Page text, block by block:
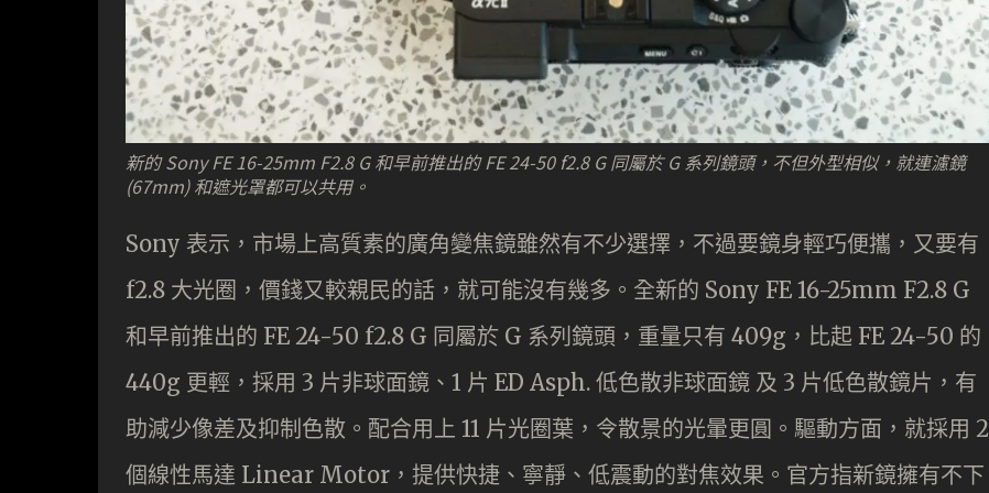
新的 Sony FE 16-25mm F2.8 G 和早前推出的 FE 24-50 f2.8 G 同屬於 G 系列鏡頭，不但外型相似，就連濾鏡
(67mm) 和遮光罩都可以共用。
Sony 表示，市場上高質素的廣角變焦鏡雖然有不少選擇，不過要鏡身輕巧便攜，又要有
f2.8 大光圈，價錢又較親民的話，就可能沒有幾多。全新的 Sony FE 16-25mm F2.8 G
和早前推出的 FE 24-50 f2.8 G 同屬於 G 系列鏡頭，重量只有 409g，比起 FE 24-50 的
440g 更輕，採用 3 片非球面鏡、1 片 ED Asph. 低色散非球面鏡 及 3 片低色散鏡片，有
助減少像差及抑制色散。配合用上 11 片光圈葉，令散景的光暈更圓。驅動方面，就採用 2
個線性馬達 Linear Motor，提供快捷、寧靜、低震動的對焦效果。官方指新鏡擁有不下